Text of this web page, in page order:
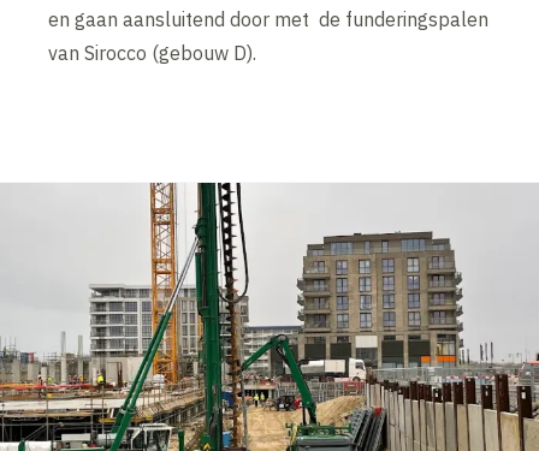
en gaan aansluitend door met de funderingspalen
van Sirocco (gebouw D).